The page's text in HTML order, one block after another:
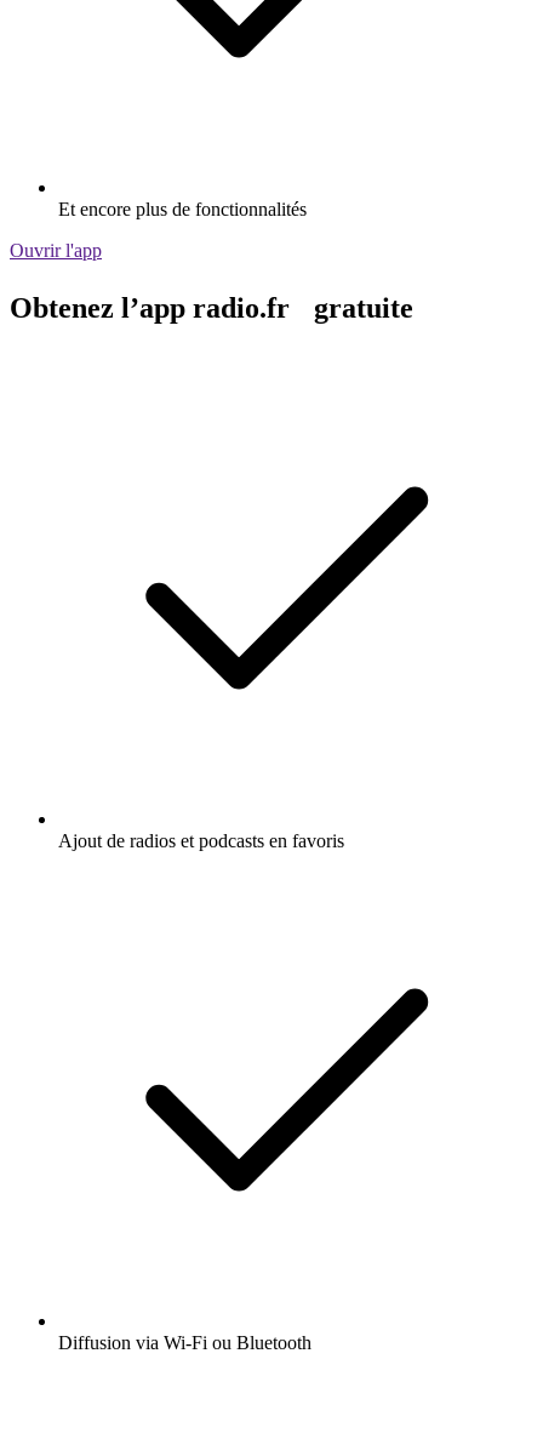
Et encore plus de fonctionnalités
Ouvrir l'app
Obtenez l’app radio.fr gratuite
Ajout de radios et podcasts en favoris
Diffusion via Wi-Fi ou Bluetooth